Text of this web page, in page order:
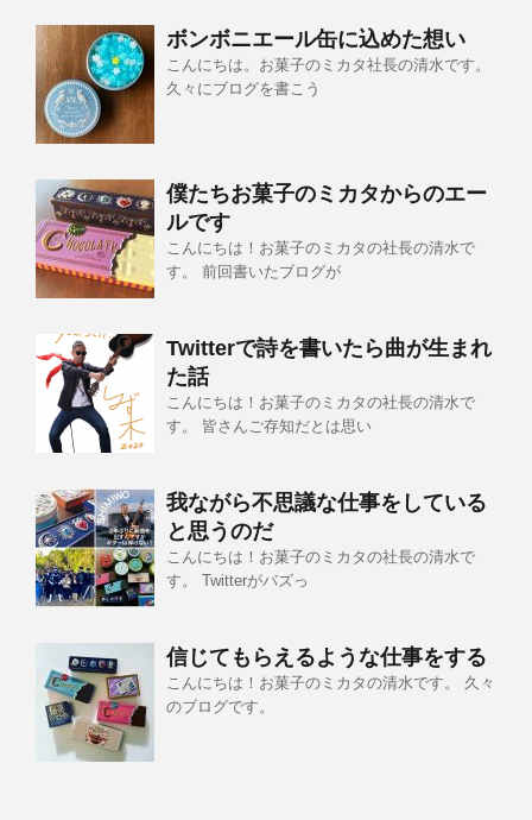
ボンボニエール缶に込めた想い
こんにちは。お菓子のミカタ社長の清水です。
久々にブログを書こう
僕たちお菓子のミカタからのエー
ルです
こんにちは！お菓子のミカタの社長の清水で
す。 前回書いたブログが
Twitterで詩を書いたら曲が生まれ
た話
こんにちは！お菓子のミカタの社長の清水で
す。 皆さんご存知だとは思い
我ながら不思議な仕事をしている
と思うのだ
こんにちは！お菓子のミカタの社長の清水で
す。 Twitterがバズっ
信じてもらえるような仕事をする
こんにちは！お菓子のミカタの清水です。 久々
のブログです。